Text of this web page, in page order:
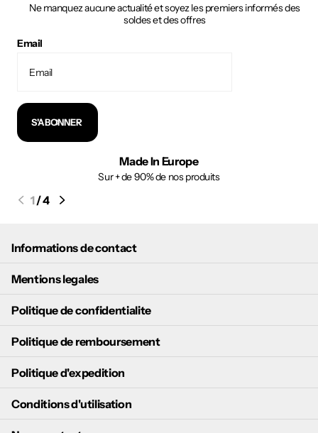
Ne manquez aucune actualité et soyez les premiers informés des
soldes et des offres
Email
S'ABONNER
Made In Europe
Sur + de 90% de nos produits
1/4
Informations de contact
Mentions legales
Politique de confidentialite
Politique de remboursement
Politique d'expedition
Conditions d'utilisation